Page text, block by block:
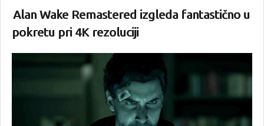
Alan Wake Remastered izgleda fantastično u
pokretu pri 4K rezoluciji